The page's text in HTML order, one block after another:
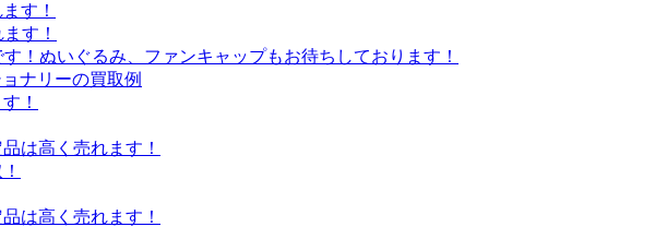
す！
す！
！ぬいぐるみ、ファンキャップもお待ちしております！
ナリーの買取例
！
は高く売れます！
は高く売れます！